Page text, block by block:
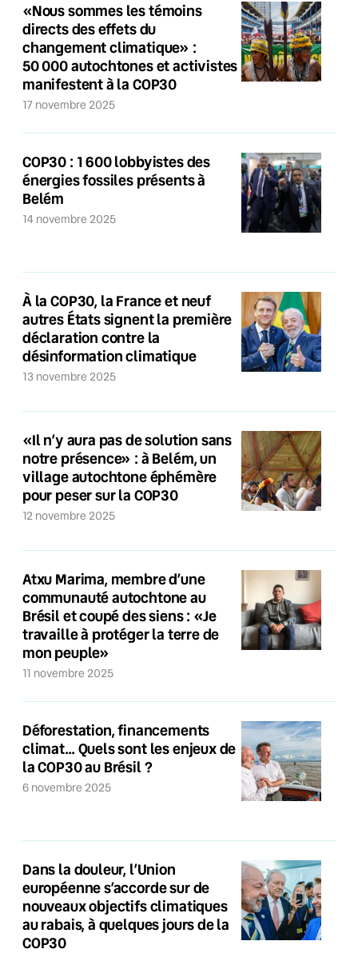
«Nous sommes les témoins
directs des effets du
changement climatique» :
50 000 autochtones et activistes
manifestent à la COP30
17 novembre 2025
COP30 : 1 600 lobbyistes des
énergies fossiles présents à
Belém
14 novembre 2025
À la COP30, la France et neuf
autres États signent la première
déclaration contre la
désinformation climatique
13 novembre 2025
«Il n’y aura pas de solution sans
notre présence» : à Belém, un
village autochtone éphémère
pour peser sur la COP30
12 novembre 2025
Atxu Marima, membre d’une
communauté autochtone au
Brésil et coupé des siens : «Je
travaille à protéger la terre de
mon peuple»
11 novembre 2025
Déforestation, financements
climat… Quels sont les enjeux de
la COP30 au Brésil ?
6 novembre 2025
Dans la douleur, l’Union
européenne s’accorde sur de
nouveaux objectifs climatiques
au rabais, à quelques jours de la
COP30